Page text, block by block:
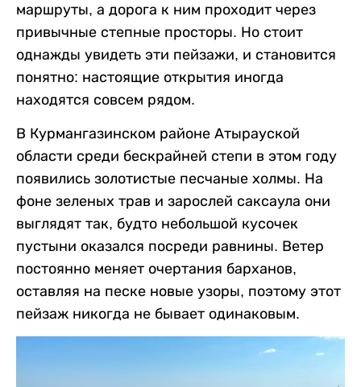
маршруты, а дорога к ним проходит через
привычные степные просторы. Но стоит
однажды увидеть эти пейзажи, и становится
понятно: настоящие открытия иногда
находятся совсем рядом.
В Курмангазинском районе Атырауской
области среди бескрайней степи в этом году
появились золотистые песчаные холмы. На
фоне зеленых трав и зарослей саксаула они
выглядят так, будто небольшой кусочек
пустыни оказался посреди равнины. Ветер
постоянно меняет очертания барханов,
оставляя на песке новые узоры, поэтому этот
пейзаж никогда не бывает одинаковым.